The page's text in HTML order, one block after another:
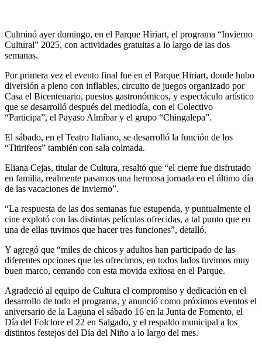
Culminó ayer domingo, en el Parque Hiriart, el programa “Invierno
Cultural” 2025, con actividades gratuitas a lo largo de las dos
semanas.
Por primera vez el evento final fue en el Parque Hiriart, donde hubo
diversión a pleno con inflables, circuito de juegos organizado por
Casa el Bicentenario, puestos gastronómicos, y espectáculo artístico
que se desarrolló después del mediodía, con el Colectivo
“Participa”, el Payaso Almíbar y el grupo “Chingalepa”.
El sábado, en el Teatro Italiano, se desarrolló la función de los
“Titirifeos” también con sala colmada.
Eliana Cejas, titular de Cultura, resaltó que “el cierre fue disfrutado
en familia, realmente pasamos una hermosa jornada en el último día
de las vacaciones de invierno”.
“La respuesta de las dos semanas fue estupenda, y puntualmente el
cine explotó con las distintas películas ofrecidas, a tal punto que en
una de ellas tuvimos que hacer tres funciones”, detalló.
Y agregó que “miles de chicos y adultos han participado de las
diferentes opciones que les ofrecimos, en todos lados tuvimos muy
buen marco, cerrando con esta movida exitosa en el Parque.
Agradeció al equipo de Cultura el compromiso y dedicación en el
desarrollo de todo el programa, y anunció como próximos eventos el
aniversario de la Laguna el sábado 16 en la Junta de Fomento, el
Día del Folclore el 22 en Salgado, y el respaldo municipal a los
distintos festejos del Día del Niño a lo largo del mes.